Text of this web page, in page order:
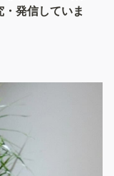
発信していま